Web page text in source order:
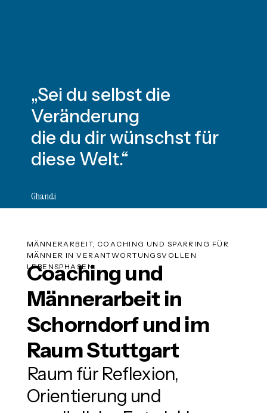
„Sei du selbst die
Veränderung
die du dir wünschst für
diese Welt.“
Ghandi
MÄNNERARBEIT, COACHING UND SPARRING FÜR
MÄNNER IN VERANTWORTUNGSVOLLEN
LEBENSPHASEN.
Coaching und
Männerarbeit in
Schorndorf und im
Raum Stuttgart
Raum für Reflexion,
Orientierung und